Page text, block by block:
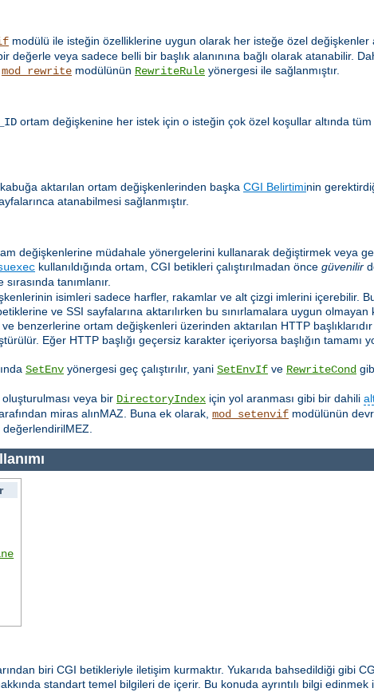
modülü ile isteğin özelliklerine uygun olarak her isteğe özel değişkenler
değerle veya sadece belli bir başlık alanınına bağlı olarak atanabilir.
mod_rewrite modülünün RewriteRule yönergesi ile sağlanmıştır.
ortam değişkenine her istek için o isteğin çok özel koşullar altında
aktarılan ortam değişkenlerinden başka CGI Belirtiminin
atanabilmesi sağlanmıştır.
değişkenlerine müdahale yönergelerini kullanarak değiştirmek veya
kullanıldığında ortam, CGI betikleri çalıştırılmadan önce güvenilir
tanımlanır.
isimleri sadece harfler, rakamlar ve alt çizgi imlerini içerebilir.
ve SSI sayfalarına aktarılırken bu sınırlamalara uygun
benzerlerine ortam değişkenleri üzerinden aktarılan HTTP
Eğer HTTP başlığı geçersiz karakter içeriyorsa başlığın tamamı
SetEnv yönergesi geç çalıştırılır, yani SetEnvIf ve RewriteCond
veya bir DirectoryIndex için yol aranması gibi bir dahili
miras alınMAZ. Buna ek olarak, mod_setenvif modülünün
biri CGI betikleriyle iletişim kurmaktır. Yukarıda bahsedildiği gibi
standart temel bilgileri de içerir. Bu konuda ayrıntılı bilgi edinmek